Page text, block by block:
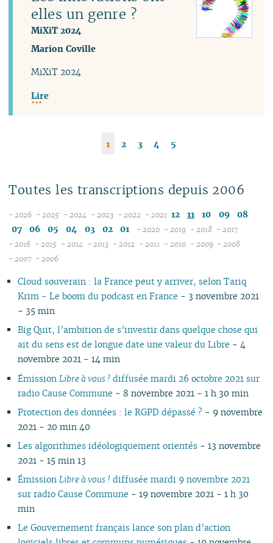
elles un genre ?
MiXiT 2024
Marion Coville
MiXiT 2024
Lire
1 2 3 4 5
Toutes les transcriptions depuis 2006
- 2026
08
04
03
02
01
- 2025
12
08
07
05
04
03
01
- 2024
12
08
07
05
04
03
01
- 2023
12
08
07
05
04
03
01
- 2022
08
07
05
04
01
- 2021 12 11 10 09
08
07
06 05 04 03 02 01 - 2020
09
08
06
05
02
01
- 2019
09
08
06
05
02
01
- 2018
09
08
06
05
02
01
- 2017
09
08
06
05
02
01
- 2016
10
09
08
07
06
05
03
02
01
- 2015
10
09
07
06
05
03
02
- 2014
10
09
07
06
04
02
- 2013
09
08
02
- 2012
09
08
06
04
- 2011
10
09
07
06
03
- 2010
10
09
07
06
03
02
01
- 2009 - 2008
10
06
- 2007 - 2006
Cloud souverain : la France peut y arriver, selon Tariq
Krim - Le boom du podcast en France - 3 novembre 2021
- 35 min
Big Quit, l’ambition de s’investir dans quelque chose qui
ait du sens est de longue date une valeur du Libre - 4
novembre 2021 - 14 min
Émission Libre à vous ! diffusée mardi 26 octobre 2021 sur
radio Cause Commune - 8 novembre 2021 - 1 h 30 min
Protection des données : le RGPD dépassé ? - 9 novembre
2021 - 20 min 40
Les algorithmes idéologiquement orientés- 13 novembre
2021 - 15 min 13
Émission Libre à vous ! diffusée mardi 9 novembre 2021
sur radio Cause Commune - 19 novembre 2021 - 1 h 30
min
Le Gouvernement français lance son plan d’action